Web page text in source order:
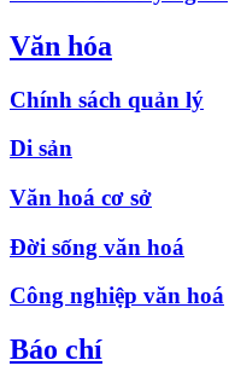
Văn hóa
Chính sách quản lý
Di sản
Văn hoá cơ sở
Đời sống văn hoá
Công nghiệp văn hoá
Báo chí